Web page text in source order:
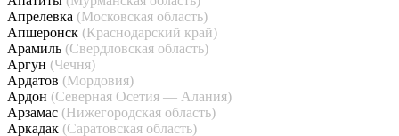
Апрелевка (Московская область)
Апшеронск (Краснодарский край)
Арамиль (Свердловская область)
Аргун (Чечня)
Ардатов (Мордовия)
Ардон (Северная Осетия — Алания)
Арзамас (Нижегородская область)
Аркадак (Саратовская область)